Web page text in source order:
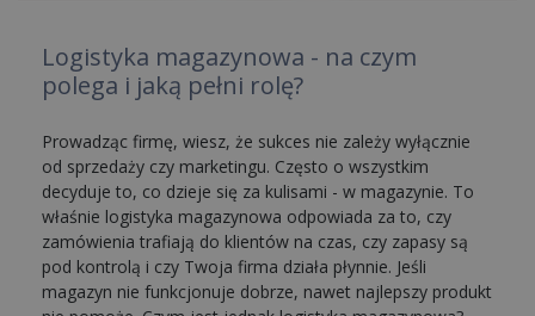
Logistyka magazynowa - na czym
polega i jaką pełni rolę?
Prowadząc firmę, wiesz, że sukces nie zależy wyłącznie
od sprzedaży czy marketingu. Często o wszystkim
decyduje to, co dzieje się za kulisami - w magazynie. To
właśnie logistyka magazynowa odpowiada za to, czy
zamówienia trafiają do klientów na czas, czy zapasy są
pod kontrolą i czy Twoja firma działa płynnie. Jeśli
magazyn nie funkcjonuje dobrze, nawet najlepszy produkt